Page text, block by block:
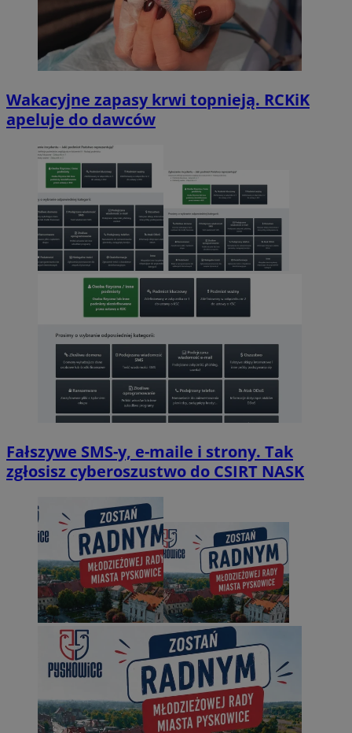
Wakacyjne zapasy krwi topnieją. RCKiK
apeluje do dawców
Fałszywe SMS-y, e-maile i strony. Tak
zgłosisz cyberoszustwo do CSIRT NASK